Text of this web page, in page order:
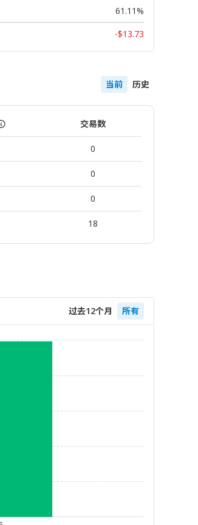
61.11%
-$13.73
当前 历史
交易数
0
0
0
18
过去12个月 所有